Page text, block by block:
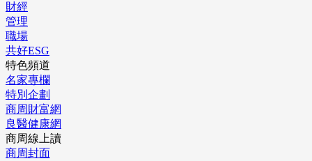
財經
管理
職場
共好ESG
特色頻道
名家專欄
特別企劃
商周財富網
良醫健康網
商周線上讀
商周封面